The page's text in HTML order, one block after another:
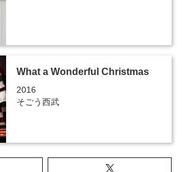
What a Wonderful Christmas
2016
そごう西武